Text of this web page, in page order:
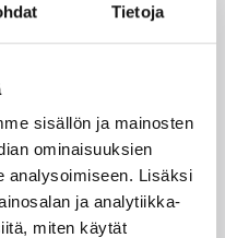
Tietoja
sisällön ja mainosten
ominaisuuksien
analysoimiseen. Lisäksi
ja analytiikka-
miten käytät